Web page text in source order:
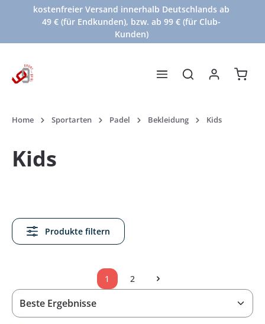
Zum Hauptinhalt springen
kostenfreier Versand innerhalb Deutschlands ab
49 € (für Endkunden), bzw. ab 99 € (für Club-
Kunden)
Home Sportarten Padel Bekleidung Kids
Kids
Produkte filtern
Seite
1 Seite
2